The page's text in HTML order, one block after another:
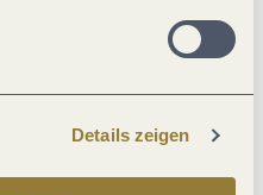
Details zeigen